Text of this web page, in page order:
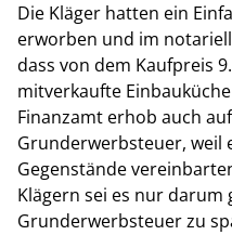
Die Kläger hatten ein
erworben und im
dass von dem Kaufpreis
mitverkaufte
Finanzamt erhob auch
Grunderwerbsteuer, weil
Gegenstände
Klägern sei es nur darum
Grunderwerbsteuer zu